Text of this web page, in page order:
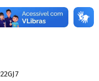
Instrumentais